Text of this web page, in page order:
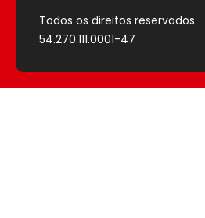
Todos os direitos reservados
54.270.111.0001-47